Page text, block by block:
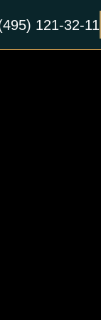
121-32-11